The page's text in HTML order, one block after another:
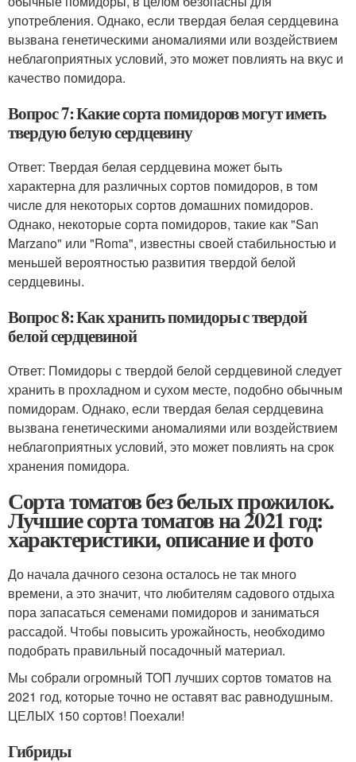
употребления. Однако, если твердая белая сердцевина
вызвана генетическими аномалиями или воздействием
неблагоприятных условий, это может повлиять на вкус и
качество помидора.
Вопрос 7: Какие сорта помидоров могут иметь
твердую белую сердцевину
Ответ: Твердая белая сердцевина может быть
характерна для различных сортов помидоров, в том
числе для некоторых сортов домашних помидоров.
Однако, некоторые сорта помидоров, такие как "San
Marzano" или "Roma", известны своей стабильностью и
меньшей вероятностью развития твердой белой
сердцевины.
Вопрос 8: Как хранить помидоры с твердой
белой сердцевиной
Ответ: Помидоры с твердой белой сердцевиной следует
хранить в прохладном и сухом месте, подобно обычным
помидорам. Однако, если твердая белая сердцевина
вызвана генетическими аномалиями или воздействием
неблагоприятных условий, это может повлиять на срок
хранения помидора.
Сорта томатов без белых прожилок.
Лучшие сорта томатов на 2021 год:
характеристики, описание и фото
До начала дачного сезона осталось не так много
времени, а это значит, что любителям садового отдыха
пора запасаться семенами помидоров и заниматься
рассадой. Чтобы повысить урожайность, необходимо
подобрать правильный посадочный материал.
Мы собрали огромный ТОП лучших сортов томатов на
2021 год, которые точно не оставят вас равнодушным.
ЦЕЛЫХ 150 сортов! Поехали!
Гибриды